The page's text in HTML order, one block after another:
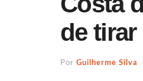
de
Por Guilherme Silva